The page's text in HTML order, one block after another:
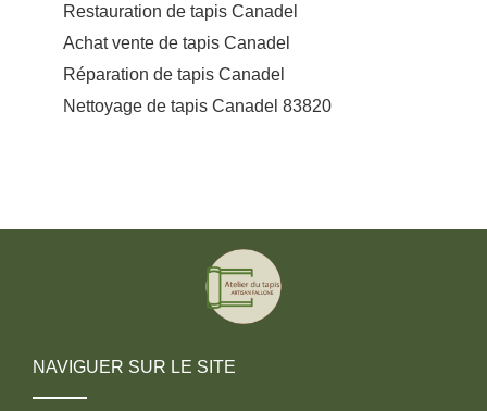
Restauration de tapis Canadel
Achat vente de tapis Canadel
Réparation de tapis Canadel
Nettoyage de tapis Canadel 83820
NAVIGUER SUR LE SITE